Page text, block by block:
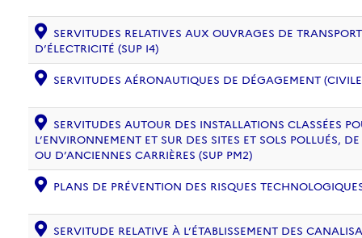
SERVITUDES RELATIVES AUX OUVRAGES DE
D’ÉLECTRICITÉ (SUP I4)
SERVITUDES AÉRONAUTIQUES DE DÉGAGEMENT
SERVITUDES AUTOUR DES INSTALLATIONS CLASSÉES
L’ENVIRONNEMENT ET SUR DES SITES ET SOLS POLLUÉS,
OU D’ANCIENNES CARRIÈRES (SUP PM2)
PLANS DE PRÉVENTION DES RISQUES
SERVITUDE RELATIVE À L’ÉTABLISSEMENT DES